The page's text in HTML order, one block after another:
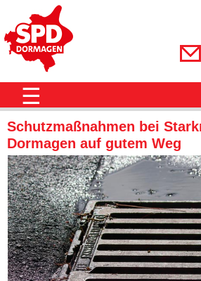
☰
Schutzmaßnahmen bei
Dormagen auf gutem Weg